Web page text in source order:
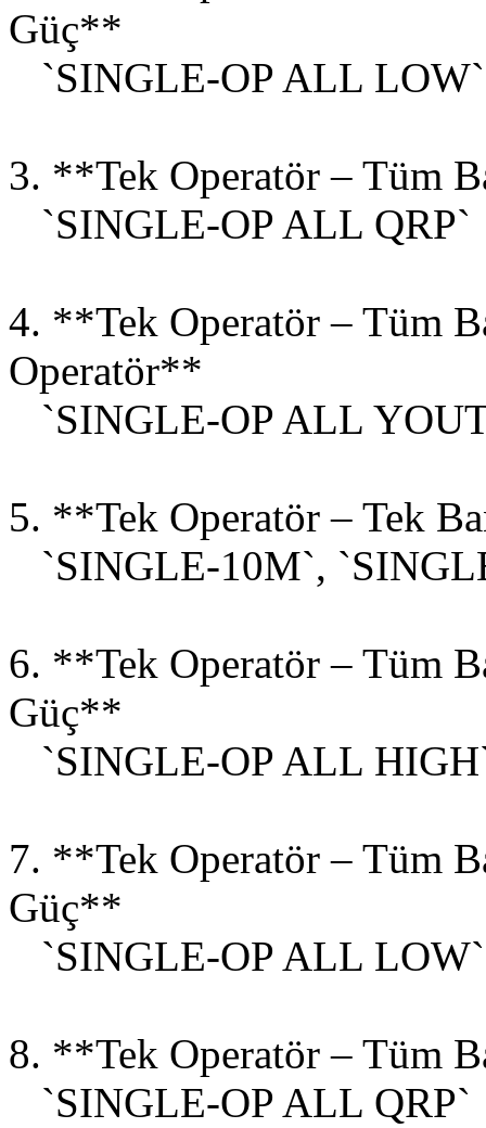
Güç**
`SINGLE-OP ALL LOW`
3. **Tek Operatör – Tüm
`SINGLE-OP ALL QRP`
4. **Tek Operatör – Tüm
Operatör**
`SINGLE-OP ALL
5. **Tek Operatör – Tek
`SINGLE-10M`,
6. **Tek Operatör – Tüm
Güç**
`SINGLE-OP ALL
7. **Tek Operatör – Tüm
Güç**
`SINGLE-OP ALL LOW`
8. **Tek Operatör – Tüm
`SINGLE-OP ALL QRP`